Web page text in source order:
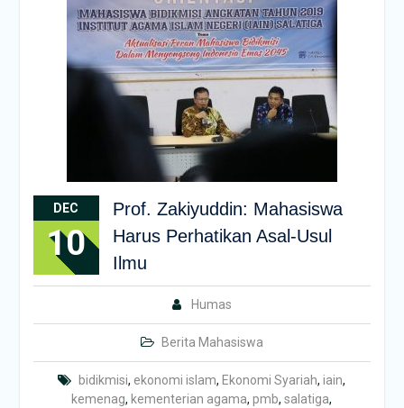
DEC
10
Prof. Zakiyuddin: Mahasiswa
Harus Perhatikan Asal-Usul
Ilmu
Humas
Berita Mahasiswa
bidikmisi, ekonomi islam, Ekonomi Syariah,iain,
kemenag, kementerian agama,pmb,salatiga,